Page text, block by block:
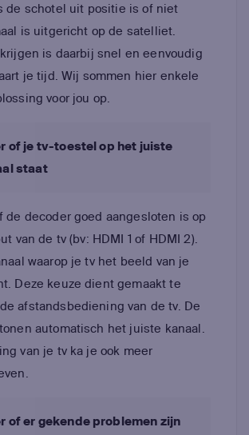
de schotel uit positie is of niet
is uitgericht op de satelliet.
is daarbij snel en eenvoudig
je tijd. Wij sommen hier enkele
voor jou op.
of je tv-toestel op het juiste
staat
de decoder goed aangesloten is op
van de tv (bv: HDMI 1 of HDMI 2).
waarop je tv het beeld van je
Deze keuze dient gemaakt te
afstandsbediening van de tv. De
automatisch het juiste kanaal.
van je tv ka je ook meer
of er gekende problemen zijn